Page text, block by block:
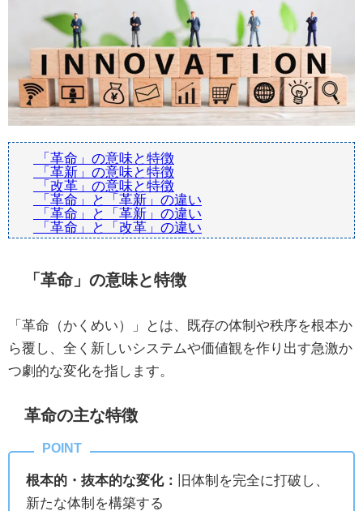
「革命」の意味と特徴
「革新」の意味と特徴
「改革」の意味と特徴
「革命」と「革新」の違い
「革命」と「革新」の違い
「革命」と「改革」の違い
「革命」の意味と特徴
「革命（かくめい）」とは、既存の体制や秩序を根本か
ら覆し、全く新しいシステムや価値観を作り出す急激か
つ劇的な変化を指します。
革命の主な特徴
根本的・抜本的な変化：
旧体制を完全に打破し、
新たな体制を構築する